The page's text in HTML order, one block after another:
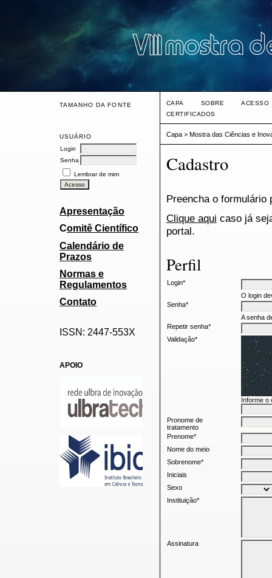
TAMANHO DA FONTE
USUÁRIO
Login
Senha
Lembrar de mim
Apresentação
Comitê Científico
Calendário de
Prazos
Normas e
Regulamentos
Contato
ISSN: 2447-553X
APOIO
CAPA SOBRE
ACESSO
CERTIFICADOS
Capa> Mostra das Ciências e
Cadastro
Preencha o formulário
Clique aqui caso já
portal.
Perfil
Login*
O login
Senha*
A senha
Repetir senha*
Validação*
Informe o
Pronome de
tratamento
Prenome*
Nome do meio
Sobrenome*
Iniciais
Sexo
Instituição*
Assinatura